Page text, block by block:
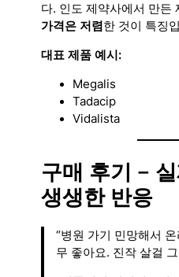
다. 인도 제약사에서 만든
가격은 저렴한 것이 특징
대표 제품 예시:
Megalis
Tadacip
Vidalista
구매 후기 –
생생한 반응
“병원 가기 민망해서
무 좋아요. 진작 살걸